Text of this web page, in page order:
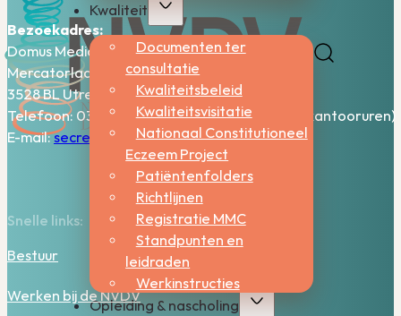
Kwaliteit
Documenten ter
consultatie
Kwaliteitsbeleid
Kwaliteitsvisitatie
Nationaal Constitutioneel
Eczeem Project
Patiëntenfolders
Richtlijnen
Registratie MMC
Standpunten en
leidraden
Werkinstructies
Opleiding & nascholing
Bezoekadres:
Domus Medica – 5e verdieping
Mercatorlaan 1200
3528 BL Utrecht
Telefoon: 030-2006800 (bereikbaar tijdens kantooruren)
E-mail:secretariaat@nvdv.nl
Snelle links:
Bestuur
Werken bij de NVDV